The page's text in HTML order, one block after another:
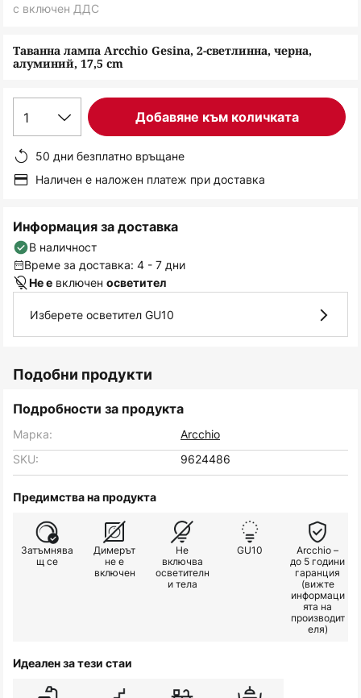
снимки
Таванна лампа Arcchio Gesina, 2-светлинна, черна,
алуминий, 17,5 cm
с включен ДДС
1 Добавяне към количката
50 дни безплатно връщане
Наличен е наложен платеж при доставка
Информация за доставка
В наличност
Време за доставка: 4 - 7 дни
Не е включен осветител
Изберете осветител GU10
Подобни продукти
Подробности за продукта
Марка:
Arcchio
SKU:
9624486
Предимства на продукта
Затъмнява
щ се
Димерът
не е
включен
Не
включва
осветителн
и тела
GU10
Arcchio –
до 5 години
гаранция
(вижте
информаци
ята на
производит
еля)
Идеален за тези стаи